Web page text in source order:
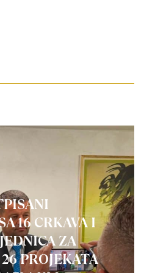
16 CRKAVA I
ZA
PROJEKATA